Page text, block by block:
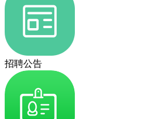
招聘公告